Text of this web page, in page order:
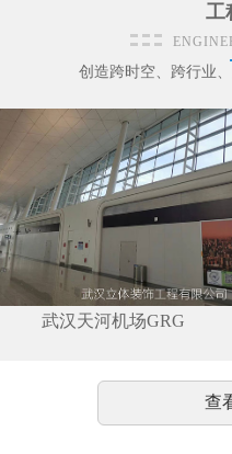
工
创造跨时空、跨行业
武汉天河机场GRG
查